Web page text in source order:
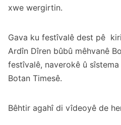
xwe wergirtin.
Gava ku festîvalê dest pê
Ardîn Dîren bûbû mêhvanê
festîvalê, naverokê û
Botan Timesê.
Bêhtir agahî di vîdeoyê de